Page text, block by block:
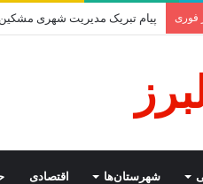
فوری هشدار امام جمعه ساوجبلاغ با
شهرستان‌ها اقتصادی